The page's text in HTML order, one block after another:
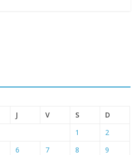
J V S D
1
2
6 7 8
9